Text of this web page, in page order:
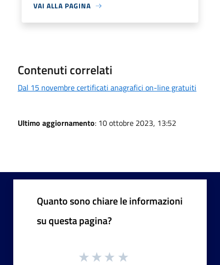
VAI ALLA PAGINA
Contenuti correlati
Dal 15 novembre certificati anagrafici on-line gratuiti
Ultimo aggiornamento: 10 ottobre 2023, 13:52
Quanto sono chiare le informazioni
su questa pagina?